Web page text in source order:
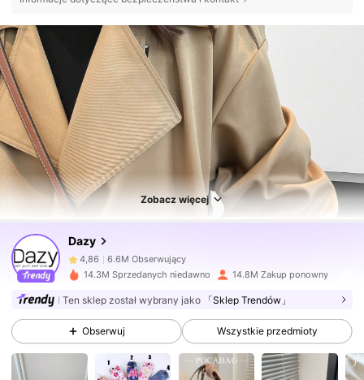
Zobacz więcej
Dazy
6.6M Obserwujący
4,86 6.6M Obserwujący
4,86 6.6M Obserwujący
14.3M Sprzedanych niedawno 14.8M Zakup ponowny
Ten sklep został wybrany jako 「Sklep Trendów」
Obserwuj Wszystkie przedmioty